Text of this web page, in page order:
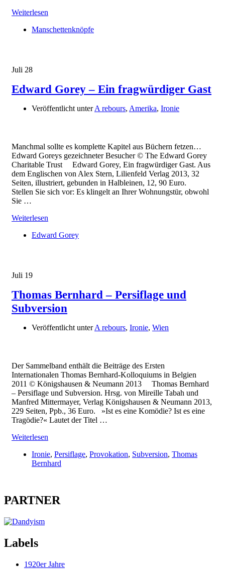
Weiterlesen
Manschettenknöpfe
Juli 28
Edward Gorey – Ein fragwürdiger Gast
Veröffentlicht unterA rebours, Amerika, Ironie
Manchmal sollte es komplette Kapitel aus Büchern fetzen…
Edward Goreys gezeichneter Besucher © The Edward Gorey
Charitable Trust Edward Gorey, Ein fragwürdiger Gast. Aus
dem Englischen von Alex Stern, Lilienfeld Verlag 2013, 32
Seiten, illustriert, gebunden in Halbleinen, 12, 90 Euro.
Stellen Sie sich vor: Es klingelt an Ihrer Wohnungstür, obwohl
Sie …
Weiterlesen
Edward Gorey
Juli 19
Thomas Bernhard – Persiflage und
Subversion
Veröffentlicht unterA rebours, Ironie, Wien
Der Sammelband enthält die Beiträge des Ersten
Internationalen Thomas Bernhard-Kolloquiums in Belgien
2011 © Königshausen & Neumann 2013 Thomas Bernhard
– Persiflage und Subversion. Hrsg. von Mireille Tabah und
Manfred Mittermayer, Verlag Königshausen & Neumann 2013,
229 Seiten, Ppb., 36 Euro. »Ist es eine Komödie? Ist es eine
Tragödie?« Lautet der Titel …
Weiterlesen
Ironie, Persiflage, Provokation, Subversion, Thomas
Bernhard
PARTNER
Labels
1920er Jahre